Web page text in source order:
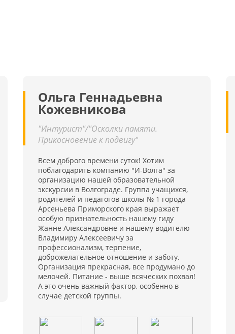
Ольга Геннадьевна
Кожевникова
"Интурист"/"Осколки памяти.
Прикосновение к подвигу"
Всем доброго времени суток! Хотим
поблагодарить компанию "И-Волга" за
организацию нашей образовательной
экскурсии в Волгограде. Группа учащихся,
родителей и педагогов школы № 1 города
Арсеньева Приморского края выражает
особую признательность нашему гиду
Жанне Александровне и нашему водителю
Владимиру Алексеевичу за
профессионализм, терпение,
доброжелательное отношение и заботу.
Организация прекрасная, все продумано до
мелочей. Питание - выше всяческих похвал!
А это очень важный фактор, особенно в
случае детской группы.